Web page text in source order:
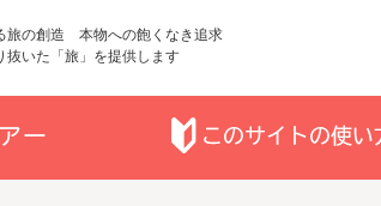
旅の創造 本物への飽くなき追求
抜いた「旅」を提供します